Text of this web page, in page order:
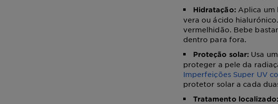
Hidratação:Aplica um
vera ou ácido
vermelhidão. Bebe
dentro para fora.
Proteção solar: Usa
proteger a pele da
Imperfeições Super UV
protetor solar a cada
Tratamento localizado: